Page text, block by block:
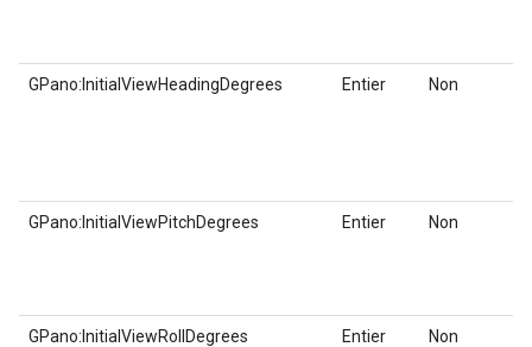
GPano:InitialViewHeadingDegrees Entier Non
GPano:InitialViewPitchDegrees Entier Non
GPano:InitialViewRollDegrees Entier Non